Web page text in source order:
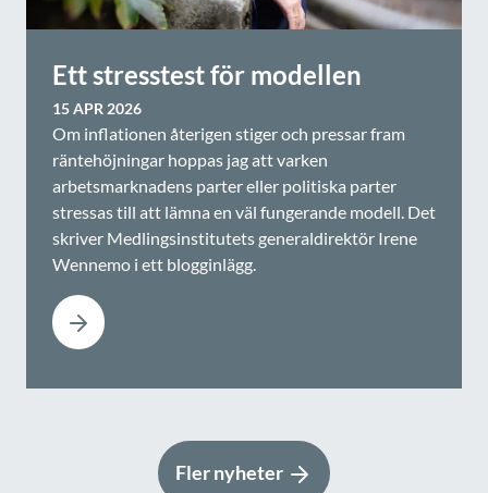
Ett stresstest för modellen
15 APR 2026
Om inflationen återigen stiger och pressar fram
räntehöjningar hoppas jag att varken
arbetsmarknadens parter eller politiska parter
stressas till att lämna en väl fungerande modell. Det
skriver Medlingsinstitutets generaldirektör Irene
Wennemo i ett blogginlägg.
Fler nyheter